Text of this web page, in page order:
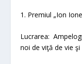
1. Premiul „Ion
Lucrarea:
noi de viţă de vie